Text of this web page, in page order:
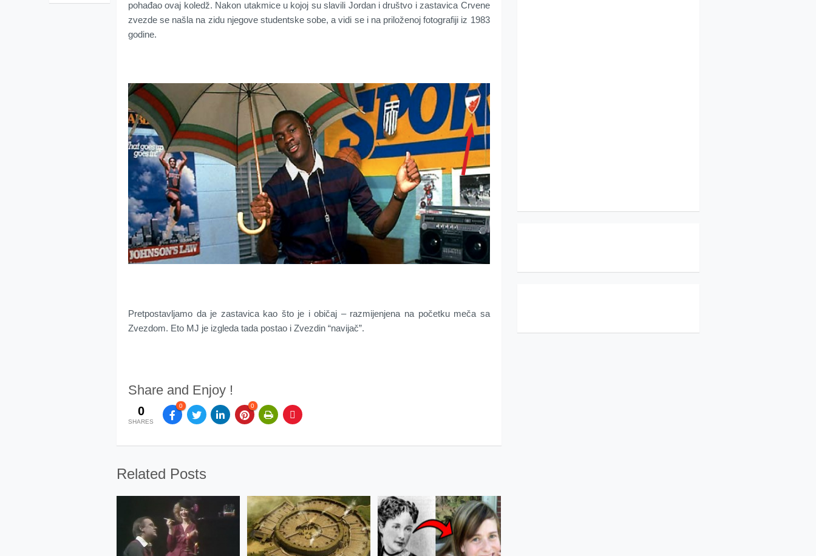
pohađao ovaj koledž. Nakon utakmice u kojoj su slavili Jordan i društvo i zastavica Crvene
zvezde se našla na zidu njegove studentske sobe, a vidi se i na priloženoj fotografiji iz 1983
godine.
Pretpostavljamo da je zastavica kao što je i običaj – razmijenjena na početku meča sa
Zvezdom. Eto MJ je izgleda tada postao i Zvezdin “navijač”.
Share and Enjoy !
0
SHARES
0 0
Related Posts